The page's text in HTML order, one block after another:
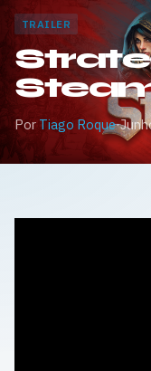
TRAILER
Por Tiago Roque·